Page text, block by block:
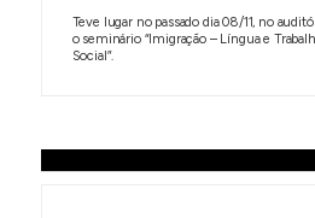
Teve lugar no passado dia 08/11, no
o seminário “Imigração – Língua e
Social”.